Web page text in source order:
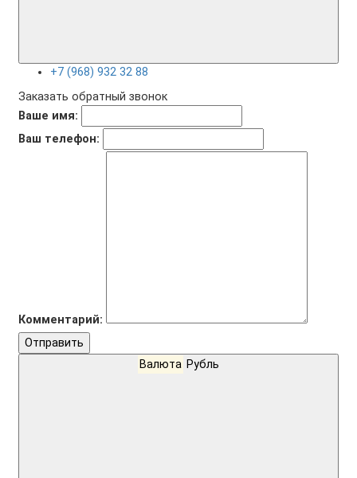
+7 (968) 932 32 88
Заказать обратный звонок
Ваше имя:
Ваш телефон:
Комментарий:
Отправить
Валюта Рубль